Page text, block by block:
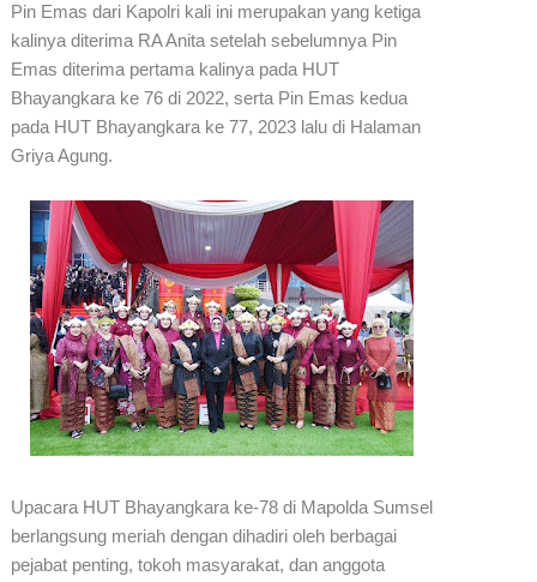
Pin Emas dari Kapolri kali ini merupakan yang ketiga
kalinya diterima RA Anita setelah sebelumnya Pin
Emas diterima pertama kalinya pada HUT
Bhayangkara ke 76 di 2022, serta Pin Emas kedua
pada HUT Bhayangkara ke 77, 2023 lalu di Halaman
Griya Agung.
Upacara HUT Bhayangkara ke-78 di Mapolda Sumsel
berlangsung meriah dengan dihadiri oleh berbagai
pejabat penting, tokoh masyarakat, dan anggota